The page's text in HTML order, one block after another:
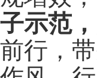
子示范
前行，